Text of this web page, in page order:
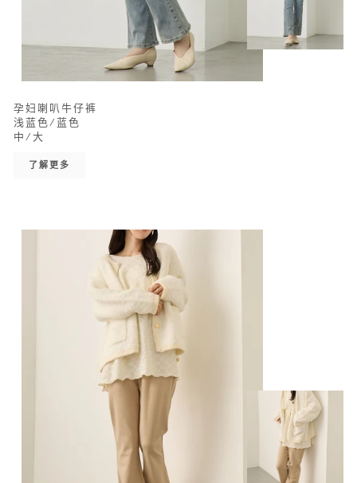
孕妇喇叭牛仔裤
浅蓝色/蓝色
中/大
了解更多